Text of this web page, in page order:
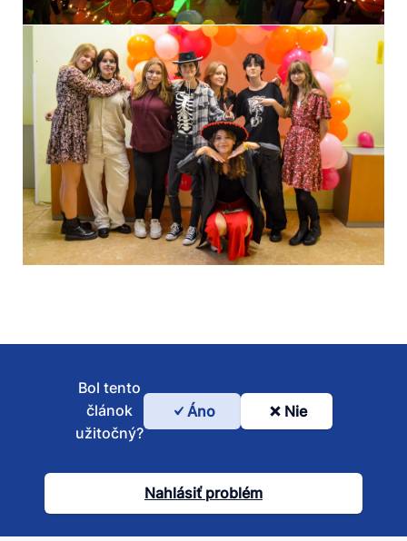
Bol
článok
užitočný?
Bol tento
článok
užitočný?
Áno Nie
Nahlásiť problém